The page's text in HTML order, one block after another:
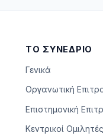
ΤΟ ΣΥΝΈΔΡΙΟ
Γενικά
Οργανωτική
Επιστημονική
Κεντρικοί Ομιλητές